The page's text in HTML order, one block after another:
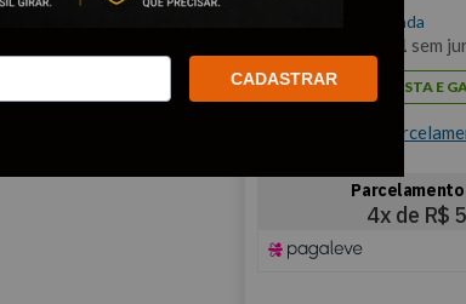
/cada
01 sem
PAGUE À VISTA E
Ver opções de
CADASTRAR